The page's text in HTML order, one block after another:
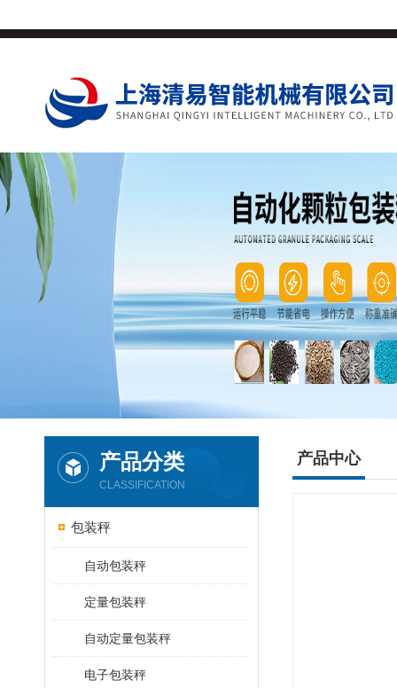
产品分类
CLASSIFICATION
包装秤
自动包装秤
定量包装秤
自动定量包装秤
电子包装秤
产品中心